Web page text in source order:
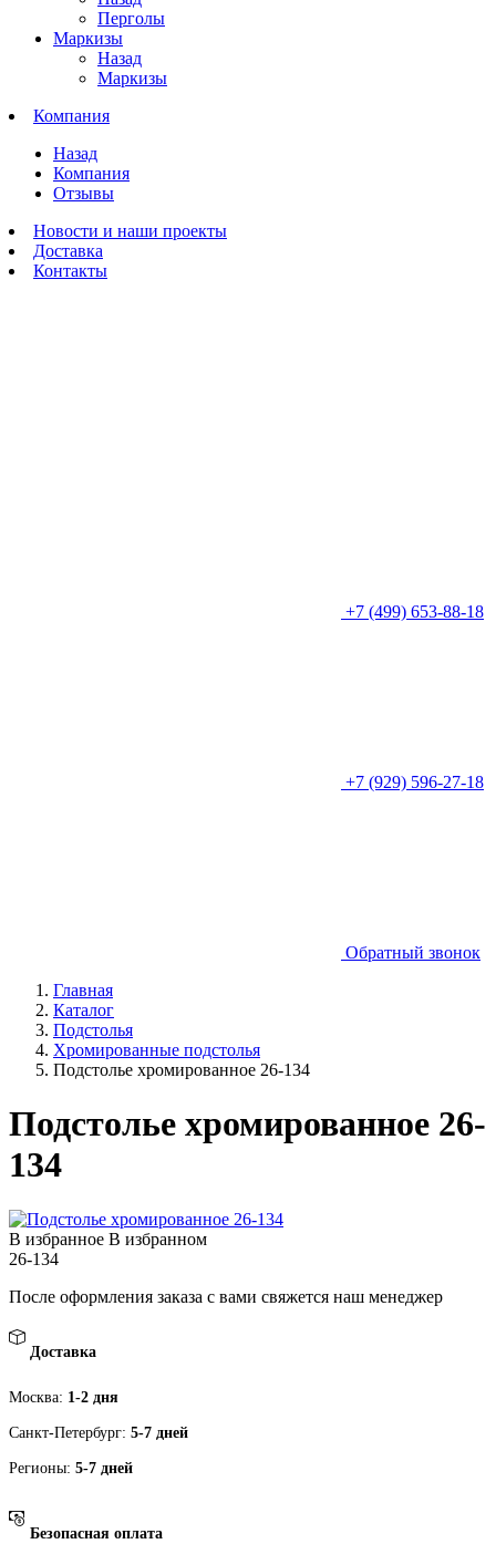
Перголы
Маркизы
Назад
Маркизы
Компания
Назад
Компания
Отзывы
Новости и наши проекты
Доставка
Контакты
+7 (499) 653-88-18
+7 (929) 596-27-18
Обратный звонок
Главная
Каталог
Подстолья
Хромированные подстолья
Подстолье хромированное 26-134
Подстолье хромированное 26-
134
В избранное В избранном
26-134
После оформления заказа с вами свяжется наш менеджер
Доставка
Москва: 1-2 дня
Санкт-Петербург: 5-7 дней
Регионы: 5-7 дней
Безопасная оплата